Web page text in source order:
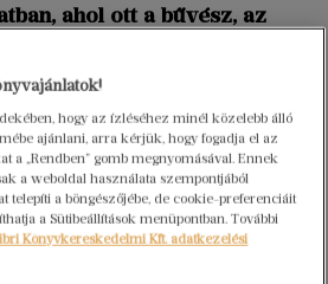
ahol ott a bűvész, az
ki lenne legszívesebben és
lenni, jó ez így, hogy az
erről a világról egy
nézőként, szeretem, aMulat
politikába szédült
egy árulóról, aki rosszra
hogy az ízléséhez minél közelebb álló
ajánlani, arra kérjük, hogy fogadja el az
a „Rendben” gomb megnyomásával. Ennek
a weboldal használata szempontjából
telepíti a böngészőjébe, de cookie-preferenciáit
a Sütibeállítások menüpontban. További
Könyvkereskedelmi Kft. adatkezelési